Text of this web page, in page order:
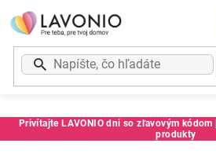
Prejsť
na
obsah
Privítajte LAVONIO dni so zľavovým kódom
produkty
Kód: 237040SC